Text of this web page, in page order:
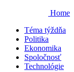
Home
Téma týždňa
Politika
Ekonomika
Spoločnosť
Technológie